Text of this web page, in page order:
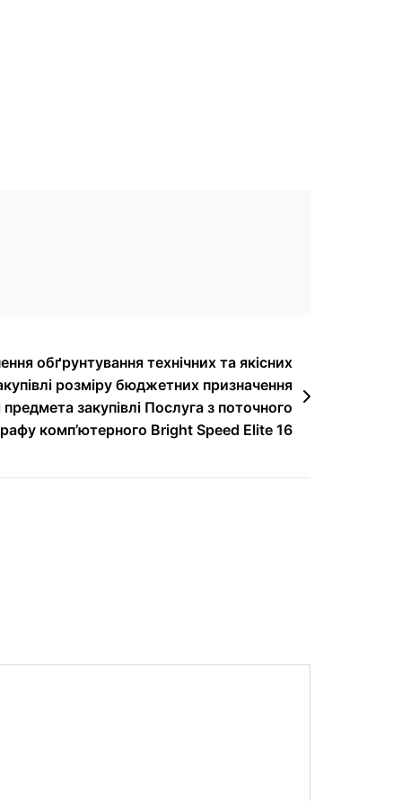
обґрунтування технічних та якісних
розміру бюджетних призначення
предмета закупівлі Послуга з поточного
комп’ютерного Bright Speed Elite 16